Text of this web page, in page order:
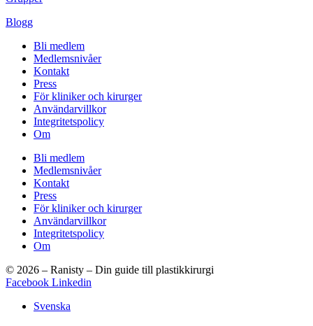
Blogg
Bli medlem
Medlemsnivåer
Kontakt
Press
För kliniker och kirurger
Användarvillkor
Integritetspolicy
Om
Bli medlem
Medlemsnivåer
Kontakt
Press
För kliniker och kirurger
Användarvillkor
Integritetspolicy
Om
© 2026 – Ranisty – Din guide till plastikkirurgi
Facebook Linkedin
Svenska